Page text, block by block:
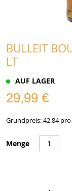
BULLEIT
LT
AUF LAGER
29,99 €
Grundpreis: 42.84
Menge